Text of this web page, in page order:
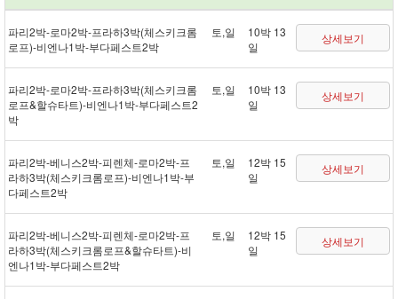
파리 2박 - 로마 2박 - 프라하 3박(체스키크롬
로프) - 비엔나 1박 - 부다페스트 2박
토,일
10박 13
일
상세보기
파리 2박 - 로마 2박 - 프라하 3박(체스키크롬
로프&할슈타트) - 비엔나 1박 - 부다페스트 2
박
토,일
10박 13
일
상세보기
파리 2박 - 베니스 2박 - 피렌체 - 로마 2박 - 프
라하 3박(체스키크롬로프) - 비엔나 1박 - 부
다페스트 2박
토,일
12박 15
일
상세보기
파리 2박 - 베니스 2박 - 피렌체 - 로마 2박 - 프
라하 3박(체스키크롬로프&할슈타트) - 비
엔나 1박 - 부다페스트 2박
토,일
12박 15
일
상세보기